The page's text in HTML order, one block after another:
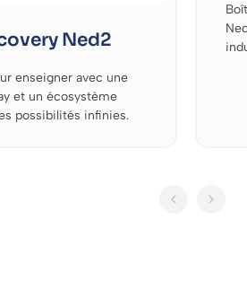
Ned2
enseigner avec une
et un écosystème
possibilités infinies.